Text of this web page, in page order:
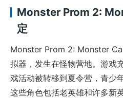
Monster Prom 2:
定
Monster Prom 2: Monster
拟器，发生在怪物营地。游戏
戏活动被转移到夏令营，青少
这些角色包括老英雄和许多新